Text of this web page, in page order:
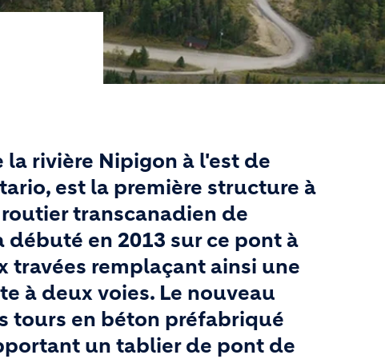
la rivière Nipigon à l'est de
est la première structure à
transcanadien de
débuté en 2013 sur ce pont à
travées remplaçant ainsi une
à deux voies. Le nouveau
tours en béton préfabriqué
un tablier de pont de